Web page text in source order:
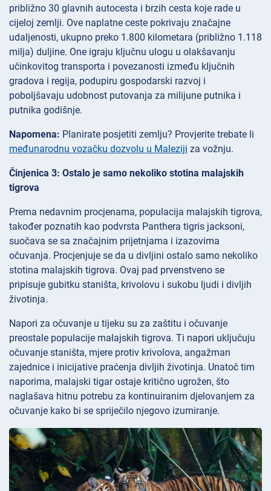
približno 30 glavnih autocesta i brzih cesta koje rade u
cijeloj zemlji. Ove naplatne ceste pokrivaju značajne
udaljenosti, ukupno preko 1.800 kilometara (približno 1.118
milja) duljine. One igraju ključnu ulogu u olakšavanju
učinkovitog transporta i povezanosti između ključnih
gradova i regija, podupiru gospodarski razvoj i
poboljšavaju udobnost putovanja za milijune putnika i
putnika godišnje.
Napomena: Planirate posjetiti zemlju? Provjerite trebate li
međunarodnu vozačku dozvolu u Maleziji za vožnju.
Činjenica 3: Ostalo je samo nekoliko stotina malajskih
tigrova
Prema nedavnim procjenama, populacija malajskih tigrova,
također poznatih kao podvrsta Panthera tigris jacksoni,
suočava se sa značajnim prijetnjama i izazovima
očuvanja. Procjenjuje se da u divljini ostalo samo nekoliko
stotina malajskih tigrova. Ovaj pad prvenstveno se
pripisuje gubitku staništa, krivolovu i sukobu ljudi i divljih
životinja.
Napori za očuvanje u tijeku su za zaštitu i očuvanje
preostale populacije malajskih tigrova. Ti napori uključuju
očuvanje staništa, mjere protiv krivolova, angažman
zajednice i inicijative praćenja divljih životinja. Unatoč tim
naporima, malajski tigar ostaje kritično ugrožen, što
naglašava hitnu potrebu za kontinuiranim djelovanjem za
očuvanje kako bi se spriječilo njegovo izumiranje.